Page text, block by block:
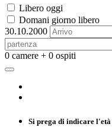
Libero oggi
Domani giorno libero
30.10.2000
0 camere + 0 ospiti
Si prega di indicare